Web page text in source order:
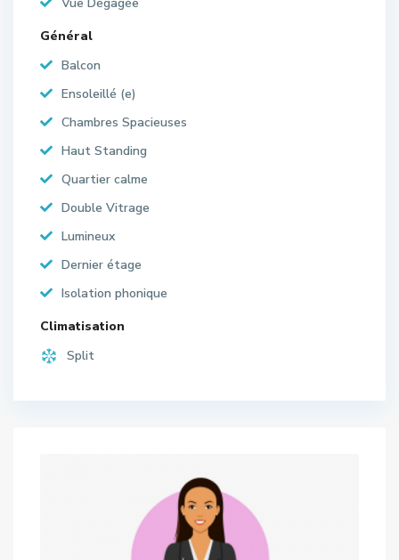
Général
Balcon
Ensoleillé (e)
Chambres Spacieuses
Haut Standing
Quartier calme
Double Vitrage
Lumineux
Dernier étage
Isolation phonique
Climatisation
Split